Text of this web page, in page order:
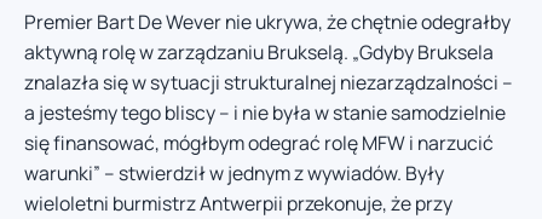
Premier Bart De Wever nie ukrywa, że chętnie odegrałby
aktywną rolę w zarządzaniu Brukselą. „Gdyby Bruksela
znalazła się w sytuacji strukturalnej niezarządzalności –
a jesteśmy tego bliscy – i nie była w stanie samodzielnie
się finansować, mógłbym odegrać rolę MFW i narzucić
warunki” – stwierdził w jednym z wywiadów. Były
wieloletni burmistrz Antwerpii przekonuje, że przy